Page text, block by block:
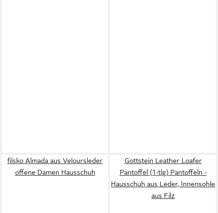
filsko Almada aus Veloursleder
offene Damen Hausschuh
Gottstein Leather Loafer
Pantoffel (1-tlg) Pantoffeln -
Hausschuh aus Leder, Innensohle
aus Filz